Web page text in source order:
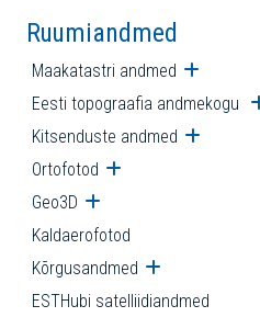
Ruumiandmed
Maakatastri andmed Ava
Eesti topograafia andmekogu
Kitsenduste andmed Ava
Ortofotod Ava alammenüü
Geo3D Ava alammenüü
Kaldaerofotod
Kõrgusandmed Ava
ESTHubi satelliidiandmed